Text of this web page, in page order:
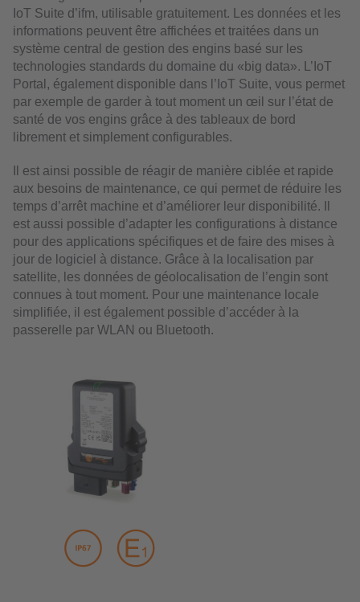
IoT Suite d’ifm, utilisable gratuitement. Les données et les
informations peuvent être affichées et traitées dans un
système central de gestion des engins basé sur les
technologies standards du domaine du «big data». L’IoT
Portal, également disponible dans l’IoT Suite, vous permet
par exemple de garder à tout moment un œil sur l’état de
santé de vos engins grâce à des tableaux de bord
librement et simplement configurables.
Il est ainsi possible de réagir de manière ciblée et rapide
aux besoins de maintenance, ce qui permet de réduire les
temps d’arrêt machine et d’améliorer leur disponibilité. Il
est aussi possible d’adapter les configurations à distance
pour des applications spécifiques et de faire des mises à
jour de logiciel à distance. Grâce à la localisation par
satellite, les données de géolocalisation de l’engin sont
connues à tout moment. Pour une maintenance locale
simplifiée, il est également possible d’accéder à la
passerelle par WLAN ou Bluetooth.